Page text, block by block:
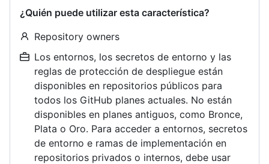
¿Quién puede utilizar esta característica?
Repository owners
Los entornos, los secretos de entorno y las
reglas de protección de despliegue están
disponibles en repositorios públicos para
todos los GitHub planes actuales. No están
disponibles en planes antiguos, como Bronce,
Plata o Oro. Para acceder a entornos, secretos
de entorno e ramas de implementación en
repositorios privados o internos, debe usar